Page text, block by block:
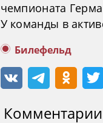
чемпионата
У команды в
Билефельд
Комментарии